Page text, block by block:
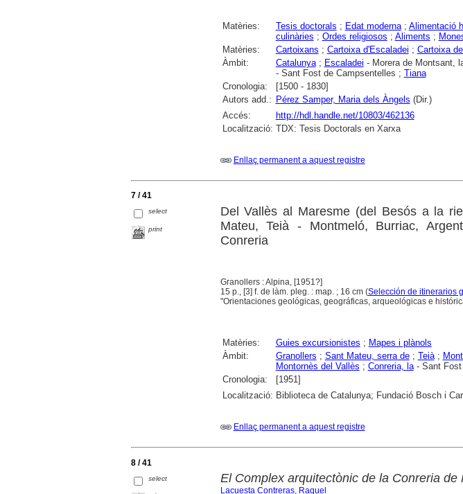
Matèries: Tesis doctorals ; Edat moderna; Alimentació
culinàries ; Ordes religiosos ; Aliments ;
Matèries:
Cartoixans ; Cartoixa d'Escaladei ; Cartoixa
Àmbit:
Catalunya; Escaladei - Morera de Montsant,
- Sant Fost de Campsentelles ; Tiana
Cronologia:
[1500 - 1830]
Autors add.: Pérez Samper, Maria dels Àngels (Dir.)
Accés:
http://hdl.handle.net/10803/462136
Localització: TDX: Tesis Doctorals en Xarxa
Enllaç permanent a aquest registre
7 / 41
select
print
Del Vallès al Maresme (del Besós a la
Mateu, Teià - Montmeló, Burriac,
Conreria
Granollers : Alpina, [1951?]
15 p., [3] f. de làm. pleg. : map. ; 16 cm (Selección de itinerarios
"Orientaciones geológicas, geográficas, arqueológicas e
Matèries: Guies excursionistes ; Mapes i plànols
Àmbit:
Granollers ; Sant Mateu, serra de; Teià;
Montornès del Vallès ; Conreria, la- Sant Fost
Cronologia:
[1951]
Localització: Biblioteca de Catalunya; Fundació Bosch i
Enllaç permanent a aquest registre
8 / 41
select El Complex arquitectònic de la Conreria de
Lacuesta Contreras, Raquel